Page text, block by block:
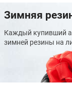
Система
ЭРА-
Адаптивный
Запуск
Камера 360°
Зимняя
Каждый купивший
зимней резины на